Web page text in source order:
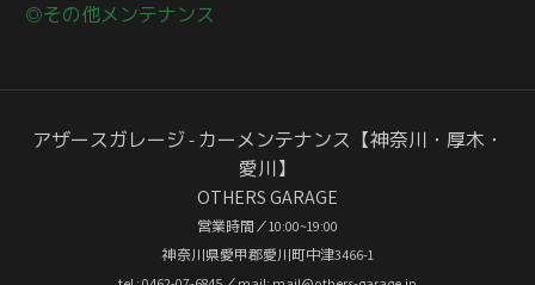
◎その他メンテナンス
アザースガレージ - カーメンテナンス【神奈川・厚木・
愛川】
OTHERS GARAGE
営業時間／10:00~19:00
神奈川県愛甲郡愛川町中津3466-1